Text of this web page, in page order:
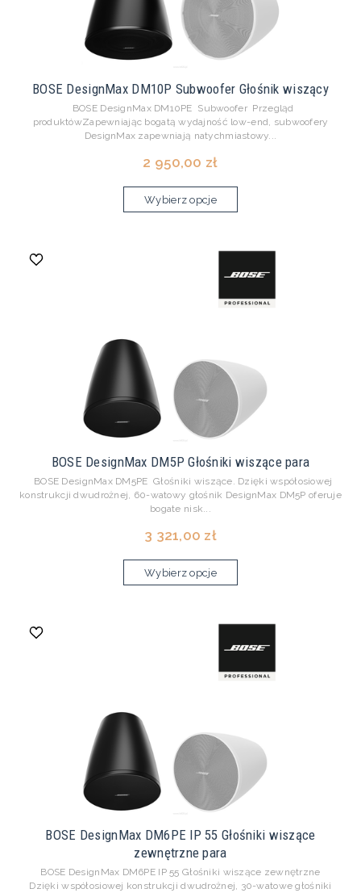
BOSE DesignMax DM10P Subwoofer Głośnik wiszący
BOSE DesignMax DM10PE Subwoofer Przegląd
produktówZapewniając bogatą wydajność low-end, subwoofery
DesignMax zapewniają natychmiastowy...
2 950,00 zł
Wybierz opcje
BOSE DesignMax DM5P Głośniki wiszące para
BOSE DesignMax DM5PE Głośniki wiszące. Dzięki współosiowej
konstrukcji dwudrożnej, 60-watowy głośnik DesignMax DM5P oferuje
bogate nisk...
3 321,00 zł
Wybierz opcje
BOSE DesignMax DM6PE IP 55 Głośniki wiszące
zewnętrzne para
BOSE DesignMax DM6PE IP 55 Głośniki wiszące zewnętrzne
Dzięki współosiowej konstrukcji dwudrożnej, 30-watowe głośniki